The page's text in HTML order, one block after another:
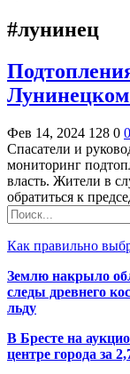
#лунинец
Фев 14, 2024 128 0 0
Спасатели и
мониторинг
власть. Жители в
обратиться к
Как правильно
Землю накрыло
следы древнего
льду
В Бресте на
центре города за